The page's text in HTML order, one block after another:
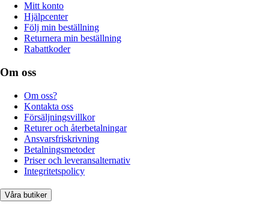
Mitt konto
Hjälpcenter
Följ min beställning
Returnera min beställning
Rabattkoder
Om oss
Om oss?
Kontakta oss
Försäljningsvillkor
Returer och återbetalningar
Ansvarsfriskrivning
Betalningsmetoder
Priser och leveransalternativ
Integritetspolicy
Våra butiker